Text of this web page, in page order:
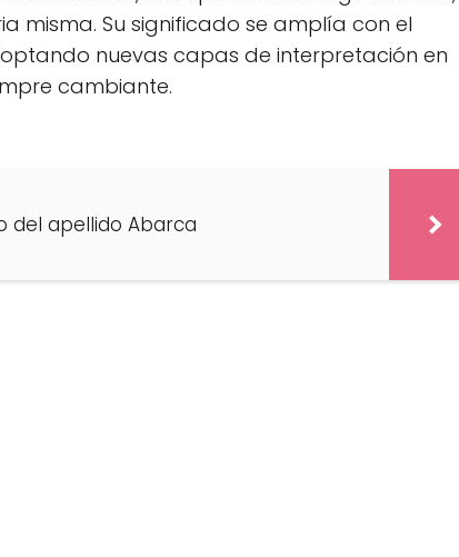
misma. Su significado se amplía con el
nuevas capas de interpretación en
cambiante.
del apellido Abarca